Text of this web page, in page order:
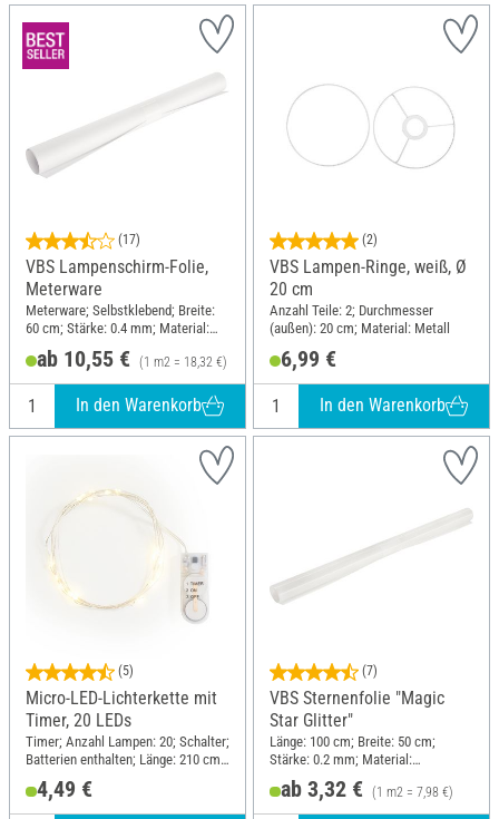
(17)
VBS Lampenschirm-Folie,
Meterware
Meterware; Selbstklebend; Breite:
60 cm; Stärke: 0.4 mm; Material:
Kunststoff
ab 10,55 € (1 m2 = 18,32 €)
In den Warenkorb
(2)
VBS Lampen-Ringe, weiß, Ø
20 cm
Anzahl Teile: 2; Durchmesser
(außen): 20 cm; Material: Metall
6,99 €
In den Warenkorb
(5)
Micro-LED-Lichterkette mit
Timer, 20 LEDs
Timer; Anzahl Lampen: 20; Schalter;
Batterien enthalten; Länge: 210 cm;
Material: Kunststoff, Kupferdraht
4,49 €
(7)
VBS Sternenfolie "Magic
Star Glitter"
Länge: 100 cm; Breite: 50 cm;
Stärke: 0.2 mm; Material:
Kunststoff
ab 3,32 € (1 m2 = 7,98 €)